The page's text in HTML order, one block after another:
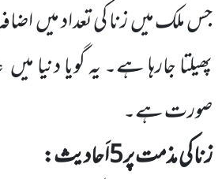
جسملک میںزنا کی تعداد میں
پھیلتا جارہا ہے۔ یہ گویا دنیا میں
صورت ہے۔
زنا کی مذمت پر5اَحادیث: